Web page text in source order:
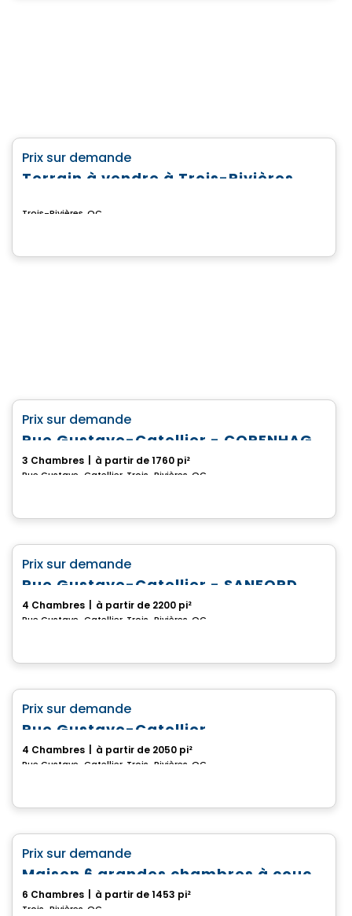
Prix sur demande
Terrain à vendre à Trois-Rivières
Trois-Rivières, QC
Prix sur demande
3 Chambres à partir de 1760 pi²
Rue Gustave-Catellier, Trois-Rivières, QC
Maison
Prix sur demande
Rue Gustave-Catellier - SANFORD
4 Chambres à partir de 2200 pi²
Rue Gustave-Catellier, Trois-Rivières, QC
Maison
Prix sur demande
Rue Gustave-Catellier
4 Chambres à partir de 2050 pi²
Rue Gustave-Catellier, Trois-Rivières, QC
Maison
Prix sur demande
6 Chambres à partir de 1453 pi²
Trois-Rivières, QC